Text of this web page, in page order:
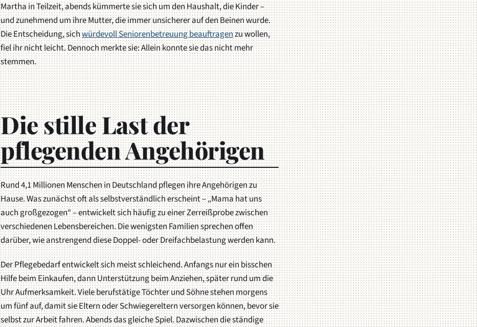
Martha in Teilzeit, abends kümmerte sie sich um den Haushalt, die Kinder –
und zunehmend um ihre Mutter, die immer unsicherer auf den Beinen wurde.
Die Entscheidung, sichwürdevoll Seniorenbetreuung beauftragenzu wollen,
fiel ihr nicht leicht. Dennoch merkte sie: Allein konnte sie das nicht mehr
stemmen.
Die stille Last der
pflegenden Angehörigen
Rund 4,1 Millionen Menschen in Deutschland pflegen ihre Angehörigen zu
Hause. Was zunächst oft als selbstverständlich erscheint –„Mama hat uns
auch großgezogen“– entwickelt sich häufig zu einer Zerreißprobe zwischen
verschiedenen Lebensbereichen. Die wenigsten Familien sprechen offen
darüber, wie anstrengend diese Doppel- oder Dreifachbelastung werden kann.
Der Pflegebedarf entwickelt sich meist schleichend. Anfangs nur ein bisschen
Hilfe beim Einkaufen, dann Unterstützung beim Anziehen, später rund um die
Uhr Aufmerksamkeit. Viele berufstätige Töchter und Söhne stehen morgens
um fünf auf, damit sie Eltern oder Schwiegereltern versorgen können, bevor sie
selbst zur Arbeit fahren. Abends das gleiche Spiel. Dazwischen die ständige